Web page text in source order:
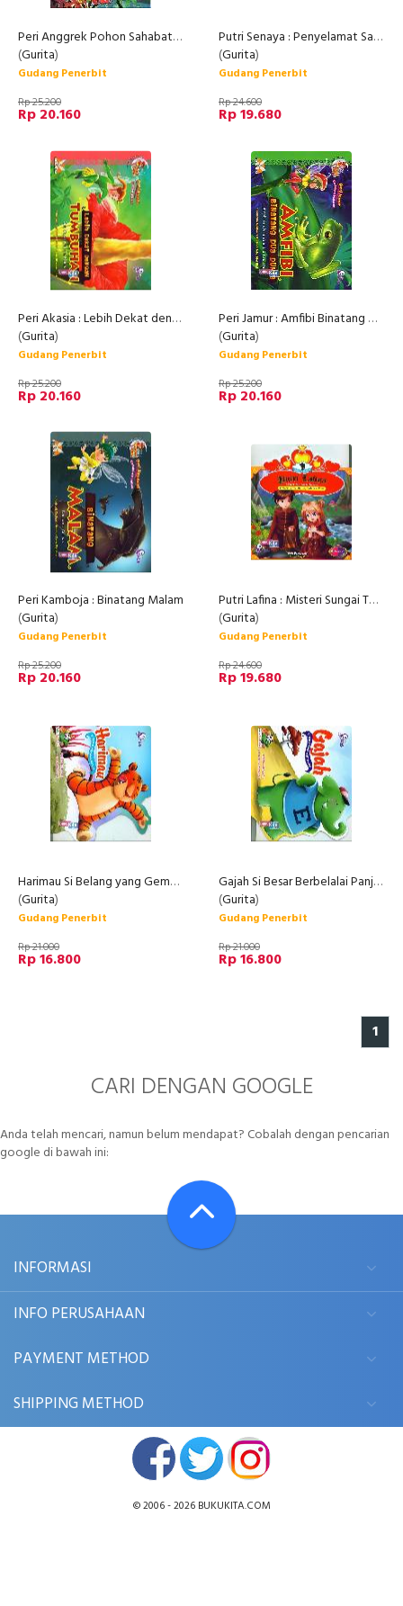
Peri Anggrek Pohon Sahabat Kita : Seri Peri Ilmu
(Gurita)
Gudang Penerbit
Rp 25.200
Rp 20.160
Putri Senaya : Penyelamat Sang Raja
(Gurita)
Gudang Penerbit
Rp 24.600
Rp 19.680
Peri Akasia : Lebih Dekat dengan Tumbuhan
(Gurita)
Gudang Penerbit
Rp 25.200
Rp 20.160
Peri Jamur : Amfibi Binatang Dua Dunia
(Gurita)
Gudang Penerbit
Rp 25.200
Rp 20.160
Peri Kamboja : Binatang Malam
(Gurita)
Gudang Penerbit
Rp 25.200
Rp 20.160
Putri Lafina : Misteri Sungai Terlarang
(Gurita)
Gudang Penerbit
Rp 24.600
Rp 19.680
Harimau Si Belang yang Gemar Berburu
(Gurita)
Gudang Penerbit
Rp 21.000
Rp 16.800
Gajah Si Besar Berbelalai Panjang
(Gurita)
Gudang Penerbit
Rp 21.000
Rp 16.800
1
CARI DENGAN GOOGLE
Anda telah mencari, namun belum mendapat? Cobalah dengan pencarian
google di bawah ini:
INFORMASI
INFO PERUSAHAAN
PAYMENT METHOD
SHIPPING METHOD
© 2006 - 2026 BUKUKITA.COM